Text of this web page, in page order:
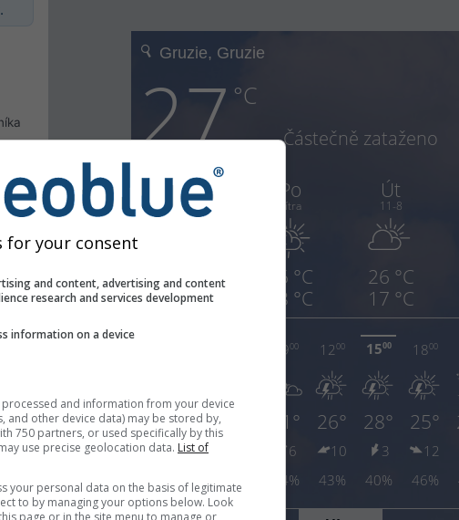
for your consent
and content, advertising and content
research and services development
information on a device
and information from your device
and other device data) may be stored by,
750 partners, or used specifically by this
use precise geolocation data. List of
your personal data on the basis of legitimate
to by managing your options below. Look
page or in the site menu to manage or